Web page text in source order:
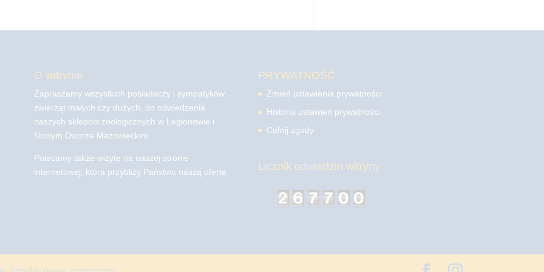
O witrynie
Zapraszamy wszystkich posiadaczy i sympatyków
zwierząt małych czy dużych, do odwiedzenia
naszych sklepów zoologicznych w Legionowie i
Nowym Dworze Mazowieckim
Polecamy także wizytę na naszej stronie
internetowej, która przybliży Państwu naszą ofertę.
PRYWATNOŚĆ
Zmień ustawienia prywatności
Historia ustawień prywatności
Cofnij zgody
Licznik odwiedzin witryny